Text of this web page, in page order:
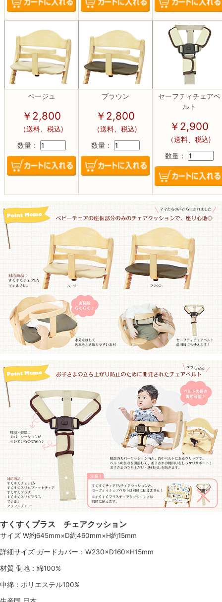
ベージュ
￥2,800
（送料、税込)
数量：
ブラウン
￥2,800
（送料、税込)
数量：
セーフティチェアベ
ルト
￥2,900
（送料、税込)
数量：
すくすくプラス チェアクッション
サイズ W約645mm×D約460mm×H約15mm
詳細サイズ ガードカバー：W230×D160×H15mm
材質 側地：綿100%
中綿：ポリエステル100%